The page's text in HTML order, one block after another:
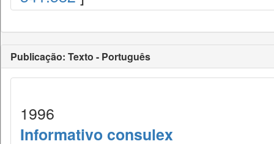
Publicação: Texto - Português
1996
Informativo consulex